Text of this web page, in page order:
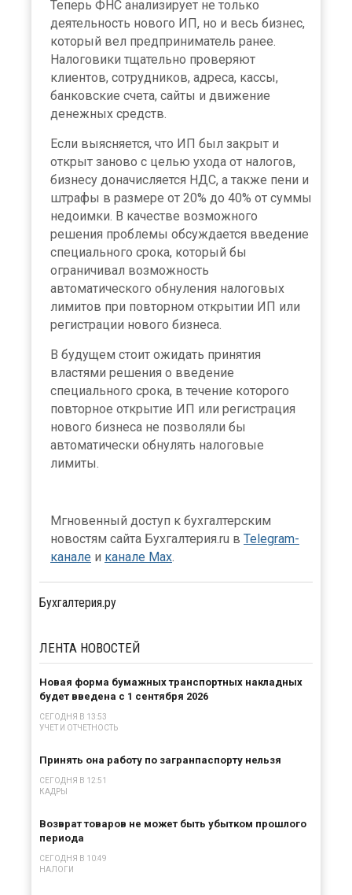
Теперь ФНС анализирует не только
деятельность нового ИП, но и весь бизнес,
который вел предприниматель ранее.
Налоговики тщательно проверяют
клиентов, сотрудников, адреса, кассы,
банковские счета, сайты и движение
денежных средств.
Если выясняется, что ИП был закрыт и
открыт заново с целью ухода от налогов,
бизнесу доначисляется НДС, а также пени и
штрафы в размере от 20% до 40% от суммы
недоимки. В качестве возможного
решения проблемы обсуждается введение
специального срока, который бы
ограничивал возможность
автоматического обнуления налоговых
лимитов при повторном открытии ИП или
регистрации нового бизнеса.
В будущем стоит ожидать принятия
властями решения о введение
специального срока, в течение которого
повторное открытие ИП или регистрация
нового бизнеса не позволяли бы
автоматически обнулять налоговые
лимиты.
Мгновенный доступ к бухгалтерским
новостям сайта Бухгалтерия.ru в Telegram-
канале и канале Max.
Бухгалтерия.ру
ЛЕНТА НОВОСТЕЙ
Новая форма бумажных транспортных накладных
будет введена с 1 сентября 2026
СЕГОДНЯ В 13:53
УЧЕТ И ОТЧЕТНОСТЬ
Принять она работу по загранпаспорту нельзя
СЕГОДНЯ В 12:51
КАДРЫ
Возврат товаров не может быть убытком прошлого
периода
СЕГОДНЯ В 10:49
НАЛОГИ